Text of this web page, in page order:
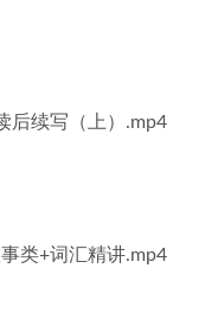
后续写（上）.mp4
类+词汇精讲.mp4